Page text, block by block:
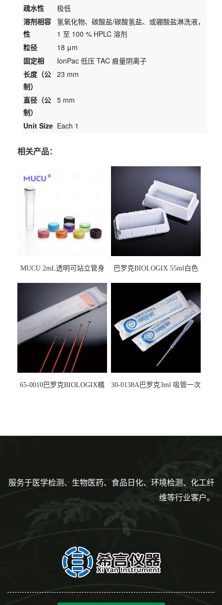
疏水性
极低
溶剂相容
性
氢氧化物、碳酸盐/碳酸氢盐、或硼酸盐淋洗液，
1 至 100 % HPLC 溶剂
粒径
18 μm
固定相
IonPac 低压 TAC 痕量阴离子
长度（公
制）
23 mm
直径（公
制）
5 mm
Unit Size Each 1
相关产品：
MUCU 2mL透明可站立管身
巴罗克BIOLOGIX 55ml白色
马射线灭菌25-0051
65-0010巴罗克BIOLOGIX橘
30-0138A巴罗克3ml 吸管一次
服务于医学检测、生物医药、食品日化、环境检测、化工纤
维等行业客户。